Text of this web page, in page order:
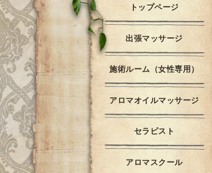
トップページ
出張マッサージ
施術ルーム（女性専用）
アロマオイルマッサージ
セラピスト
アロマスクール